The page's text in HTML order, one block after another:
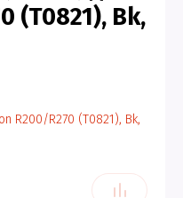
(T0821), Bk,
R200/R270 (T0821), Bk,